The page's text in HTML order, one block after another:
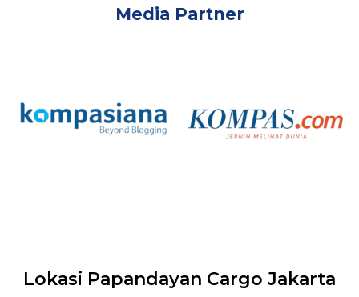
Media Partner
Lokasi Papandayan Cargo Jakarta